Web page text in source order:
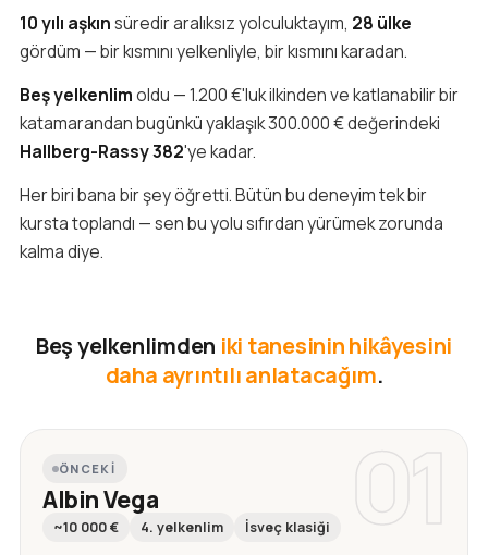
10 yılı aşkınsüredir aralıksız yolculuktayım, 28 ülke
gördüm — bir kısmını yelkenliyle, bir kısmını karadan.
Beş yelkenlimoldu — 1.200 €'luk ilkinden ve katlanabilir bir
katamarandan bugünkü yaklaşık 300.000 € değerindeki
Hallberg-Rassy 382'ye kadar.
Her biri bana bir şey öğretti. Bütün bu deneyim tek bir
kursta toplandı — sen bu yolu sıfırdan yürümek zorunda
kalma diye.
Beş yelkenlimden iki tanesinin hikâyesini
daha ayrıntılı anlatacağım.
01
ÖNCEKI
Albin Vega
~10 000 € 4. yelkenlim İsveç klasiği